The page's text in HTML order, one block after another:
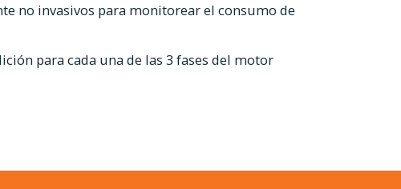
no invasivos para monitorear el consumo de
para cada una de las 3 fases del motor